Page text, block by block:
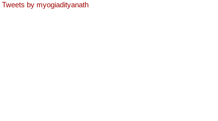
Tweets by myogiadityanath